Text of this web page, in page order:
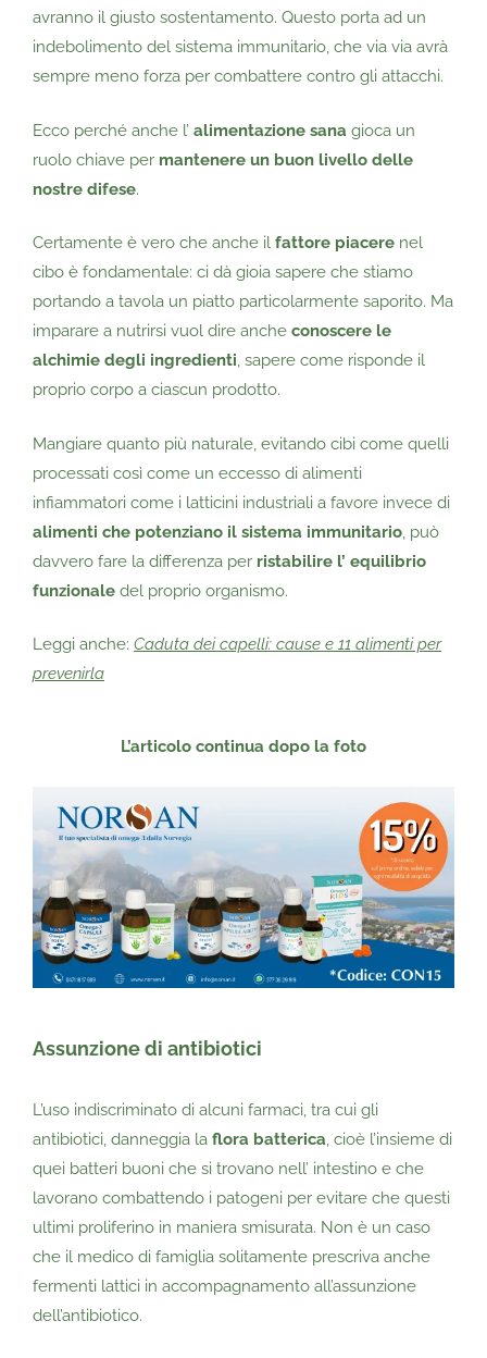
avranno il giusto sostentamento. Questo porta ad un
indebolimento del sistema immunitario, che via via avrà
sempre meno forza per combattere contro gli attacchi.
Ecco perché anche l’ alimentazione sana gioca un
ruolo chiave per mantenere un buon livello delle
nostre difese.
Certamente è vero che anche il fattore piacere nel
cibo è fondamentale: ci dà gioia sapere che stiamo
portando a tavola un piatto particolarmente saporito. Ma
imparare a nutrirsi vuol dire anche conoscere le
alchimie degli ingredienti, sapere come risponde il
proprio corpo a ciascun prodotto.
Mangiare quanto più naturale, evitando cibi come quelli
processati così come un eccesso di alimenti
infiammatori come i latticini industriali a favore invece di
alimenti che potenziano il sistema immunitario, può
davvero fare la differenza per ristabilire l’ equilibrio
funzionale del proprio organismo.
Leggi anche: Caduta dei capelli: cause e 11 alimenti per
prevenirla
L’articolo continua dopo la foto
Assunzione di antibiotici
L’uso indiscriminato di alcuni farmaci, tra cui gli
antibiotici, danneggia la flora batterica, cioè l’insieme di
quei batteri buoni che si trovano nell’ intestino e che
lavorano combattendo i patogeni per evitare che questi
ultimi proliferino in maniera smisurata. Non è un caso
che il medico di famiglia solitamente prescriva anche
fermenti lattici in accompagnamento all’assunzione
dell’antibiotico.